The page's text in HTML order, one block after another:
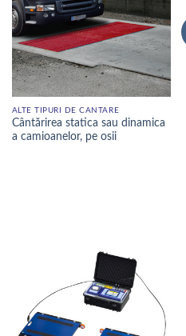
ALTE TIPURI DE CANTARE
Cântărirea statica sau dinamica
a camioanelor, pe osii